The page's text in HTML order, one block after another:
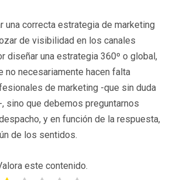
una correcta estrategia de marketing
de visibilidad en los canales
diseñar una estrategia 360º o global,
no necesariamente hacen falta
de marketing -que sin duda
sino que debemos preguntarnos
y en función de la respuesta,
de los sentidos.
este contenido.